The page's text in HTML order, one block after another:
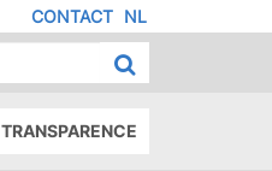
NL
CONTACT
TRANSPARENCE